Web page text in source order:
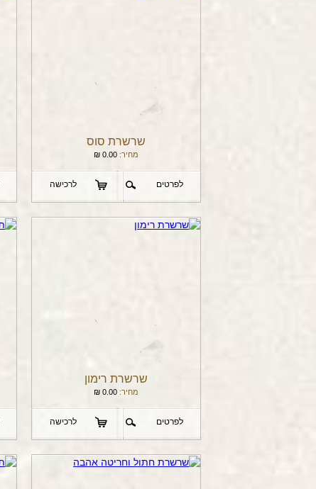
שרשרת סוס
מחיר: 0.00
₪
לפרטים לרכישה
שרשרת רימון
מחיר: 0.00
₪
לפרטים לרכישה